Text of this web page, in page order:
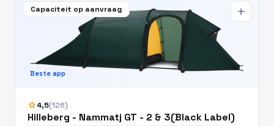
Capaciteit op aanvraag
Beste app
add
star4,5(126)
Hilleberg - Nammatj GT - 2 & 3(Black Label)